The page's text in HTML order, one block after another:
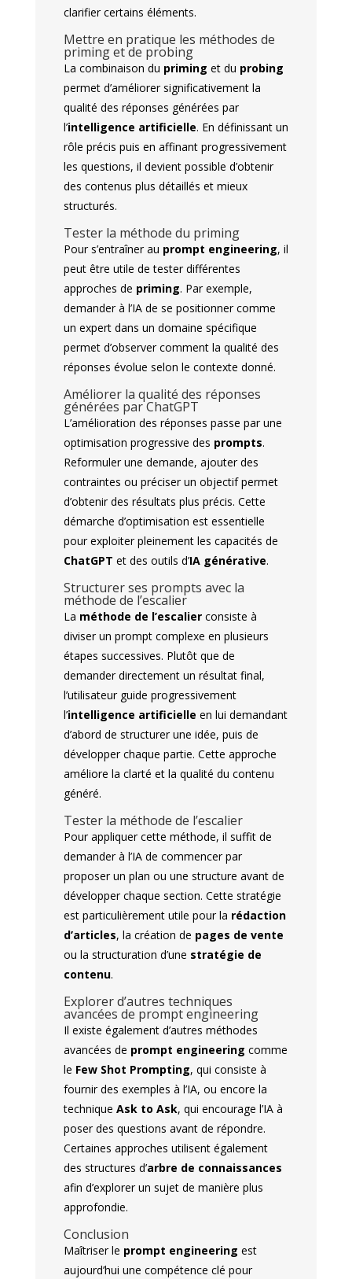
clarifier certains éléments.
Mettre en pratique les méthodes de
priming et de probing
La combinaison du priming et du probing
permet d’améliorer significativement la
qualité des réponses générées par
l’intelligence artificielle. En définissant un
rôle précis puis en affinant progressivement
les questions, il devient possible d’obtenir
des contenus plus détaillés et mieux
structurés.
Tester la méthode du priming
Pour s’entraîner au prompt engineering, il
peut être utile de tester différentes
approches de priming. Par exemple,
demander à l’IA de se positionner comme
un expert dans un domaine spécifique
permet d’observer comment la qualité des
réponses évolue selon le contexte donné.
Améliorer la qualité des réponses
générées par ChatGPT
L’amélioration des réponses passe par une
optimisation progressive des prompts.
Reformuler une demande, ajouter des
contraintes ou préciser un objectif permet
d’obtenir des résultats plus précis. Cette
démarche d’optimisation est essentielle
pour exploiter pleinement les capacités de
ChatGPT et des outils d’IA générative.
Structurer ses prompts avec la
méthode de l’escalier
La méthode de l’escalierconsiste à
diviser un prompt complexe en plusieurs
étapes successives. Plutôt que de
demander directement un résultat final,
l’utilisateur guide progressivement
l’intelligence artificielle en lui demandant
d’abord de structurer une idée, puis de
développer chaque partie. Cette approche
améliore la clarté et la qualité du contenu
généré.
Tester la méthode de l’escalier
Pour appliquer cette méthode, il suffit de
demander à l’IA de commencer par
proposer un plan ou une structure avant de
développer chaque section. Cette stratégie
est particulièrement utile pour la rédaction
d’articles, la création de pages de vente
ou la structuration d’une stratégie de
contenu.
Explorer d’autres techniques
avancées de prompt engineering
Il existe également d’autres méthodes
avancées de prompt engineering comme
le Few Shot Prompting, qui consiste à
fournir des exemples à l’IA, ou encore la
technique Ask to Ask, qui encourage l’IA à
poser des questions avant de répondre.
Certaines approches utilisent également
des structures d’arbre de connaissances
afin d’explorer un sujet de manière plus
approfondie.
Conclusion
Maîtriser le prompt engineering est
aujourd’hui une compétence clé pour